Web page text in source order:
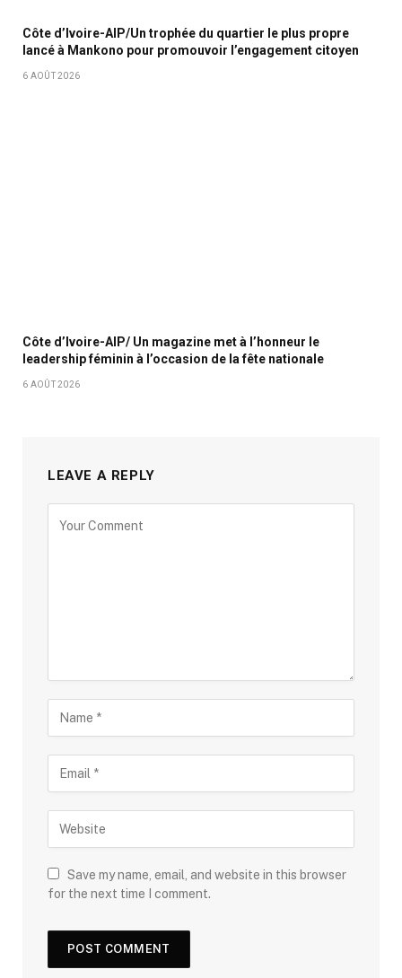
Côte d’Ivoire-AIP/Un trophée du quartier le plus propre
lancé à Mankono pour promouvoir l’engagement citoyen
6 AOÛT 2026
Côte d’Ivoire-AIP/ Un magazine met à l’honneur le
leadership féminin à l’occasion de la fête nationale
6 AOÛT 2026
LEAVE A REPLY
Save my name, email, and website in this browser
for the next time I comment.